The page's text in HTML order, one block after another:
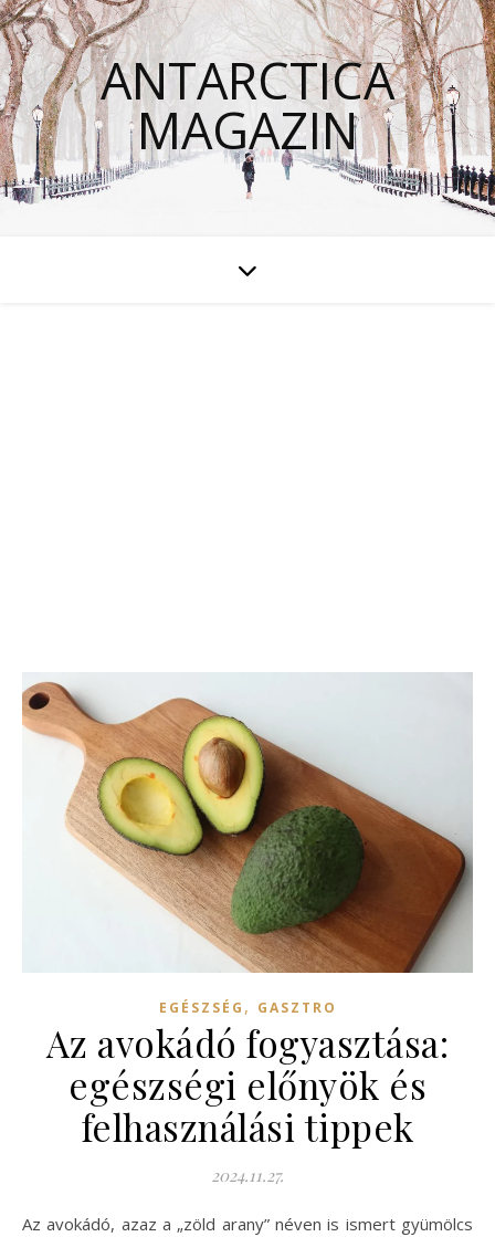
ANTARCTICA
MAGAZIN
EGÉSZSÉG , GASZTRO
Az avokádó fogyasztása:
egészségi előnyök és
felhasználási tippek
2024.11.27.
Az avokádó, azaz a „zöld arany” néven is ismert gyümölcs